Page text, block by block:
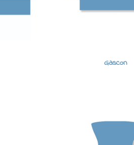
Gascon